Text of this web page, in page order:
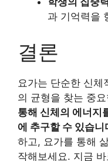
과 기억력을
결론
요가는 단순한 신체
의 균형을 찾는 중
통해 신체의 에너지
에 추구할 수 있습니
하고, 요가를 통해
작해보세요. 지금